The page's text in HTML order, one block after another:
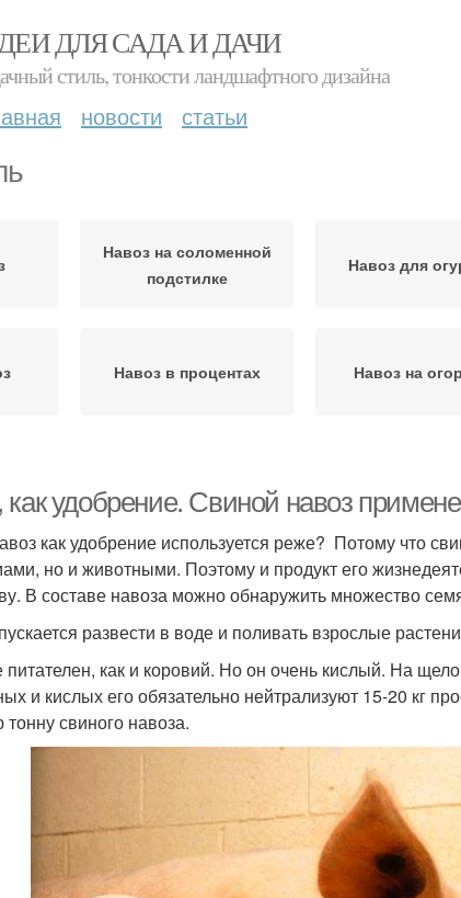
ДЛЯ САДА И ДАЧИ
стиль, тонкости ландшафтного дизайна
новости статьи
Навоз на соломенной
подстилке
Навоз для
Навоз в процентах Навоз на
удобрение. Свиной навоз
как удобрение используется реже? Потому что
но и животными. Поэтому и продукт его
В составе навоза можно обнаружить множество
развести в воде и поливать взрослые
как и коровий. Но он очень кислый. На
и кислых его обязательно нейтрализуют 15-20 кг
свиного навоза.